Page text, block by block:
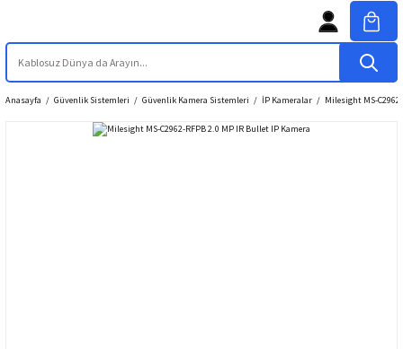
Anasayfa Güvenlik Sistemleri Güvenlik Kamera Sistemleri İP Kameralar Milesight MS-